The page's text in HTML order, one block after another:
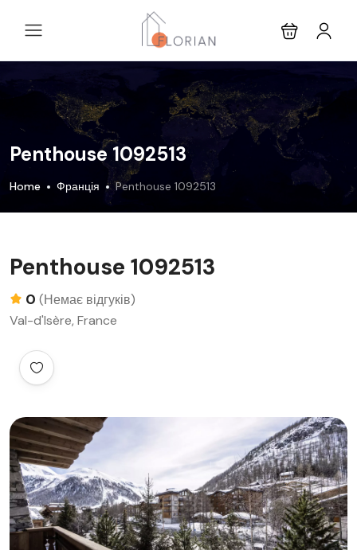
Penthouse 1092513
Home Франція Penthouse 1092513
Penthouse 1092513
0 (Немає відгуків)
Val-d'Isère, France